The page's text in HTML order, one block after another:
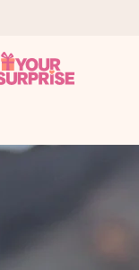
kun sillä on eniten